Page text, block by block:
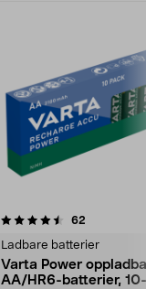
62
Ladbare batterier
Varta Power
AA/HR6-batterier, 10-
4.0av 5 stjerner